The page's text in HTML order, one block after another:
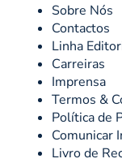
Sobre Nós
Contactos
Linha
Carreiras
Imprensa
Termos &
Política de
Comunicar
Livro de